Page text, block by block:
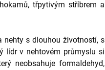
třpytivým stříbrem a
nehty s dlouhou životností, s
lídr v nehtovém průmyslu si
neobsahuje formaldehyd,